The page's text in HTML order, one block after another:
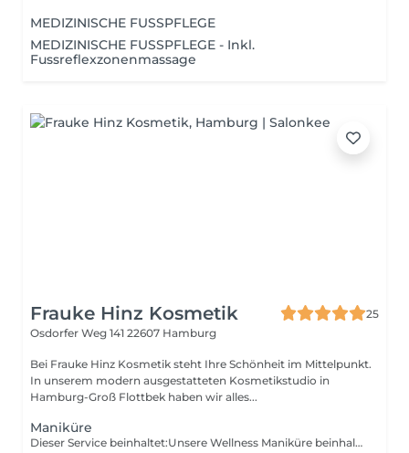
MEDIZINISCHE FUSSPFLEGE
MEDIZINISCHE FUSSPFLEGE - Inkl.
Fussreflexzonenmassage
Frauke Hinz Kosmetik
25
Osdorfer Weg 141 22607 Hamburg
Bei Frauke Hinz Kosmetik steht Ihre Schönheit im Mittelpunkt.
In unserem modern ausgestatteten Kosmetikstudio in
Hamburg-Groß Flottbek haben wir alles...
Maniküre
Dieser Service beinhaltet:Unsere Wellness Maniküre beinhaltet alles, was Hände brauchen, um gepflegt auszusehen. Nach dem Kürzen und Feilen der Nägel wird die Nagelhaut entfernt. Anschließend werden die Nägel poliert, geölt und eine entspannende Handmassage durchgeführt. Nach Wunsch wird gern Nagellack oder Striplack aufgetragen. Bitte entsprechend buchen. Welche Marken werden verwendet: Alessandro QMS